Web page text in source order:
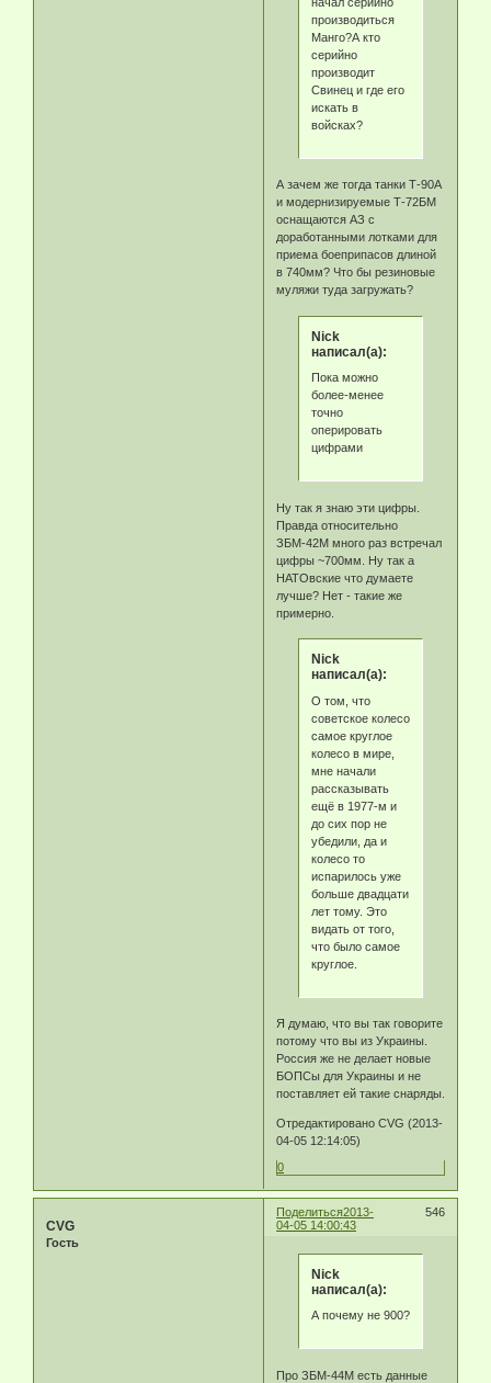
производиться
Манго?А кто
серийно
производит
Свинец и где его
искать в
войсках?
А зачем же тогда танки Т-90А
и модернизируемые Т-72БМ
оснащаются АЗ с
доработанными лотками для
приема боеприпасов длиной
в 740мм? Что бы резиновые
муляжи туда загружать?
Nick
написал(а):
Пока можно
более-менее
точно
оперировать
цифрами
Ну так я знаю эти цифры.
Правда относительно
ЗБМ-42М много раз встречал
цифры ~700мм. Ну так а
НАТОвские что думаете
лучше? Нет - такие же
примерно.
Nick
написал(а):
О том, что
советское колесо
самое круглое
колесо в мире,
мне начали
рассказывать
ещё в 1977-м и
до сих пор не
убедили, да и
колесо то
испарилось уже
больше двадцати
лет тому. Это
видать от того,
что было самое
круглое.
Я думаю, что вы так говорите
потому что вы из Украины.
Россия же не делает новые
БОПСы для Украины и не
поставляет ей такие снаряды.
Отредактировано CVG (2013-
04-05 12:14:05)
0
Поделиться 546
2013-
04-05 14:00:43
CVG
Гость
Nick
написал(а):
А почему не 900?
Про ЗБМ-44М есть данные